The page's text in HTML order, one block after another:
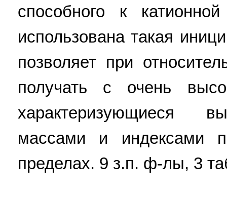
способного к
использована такая
позволяет при
получать с очень
характеризующиеся
массами и индексами
пределах. 9 з.п. ф-лы, 3